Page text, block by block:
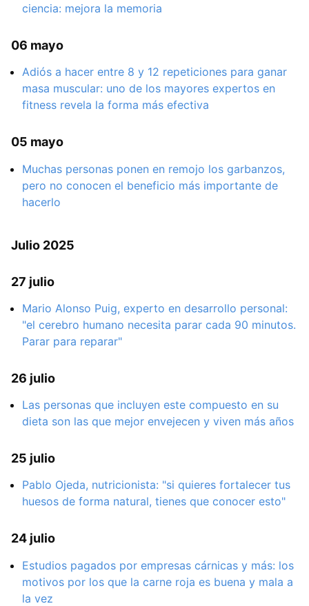
ciencia: mejora la memoria
06 mayo
Adiós a hacer entre 8 y 12 repeticiones para ganar
masa muscular: uno de los mayores expertos en
fitness revela la forma más efectiva
05 mayo
Muchas personas ponen en remojo los garbanzos,
pero no conocen el beneficio más importante de
hacerlo
Julio 2025
27 julio
Mario Alonso Puig, experto en desarrollo personal:
"el cerebro humano necesita parar cada 90 minutos.
Parar para reparar"
26 julio
Las personas que incluyen este compuesto en su
dieta son las que mejor envejecen y viven más años
25 julio
Pablo Ojeda, nutricionista: "si quieres fortalecer tus
huesos de forma natural, tienes que conocer esto"
24 julio
Estudios pagados por empresas cárnicas y más: los
motivos por los que la carne roja es buena y mala a
la vez